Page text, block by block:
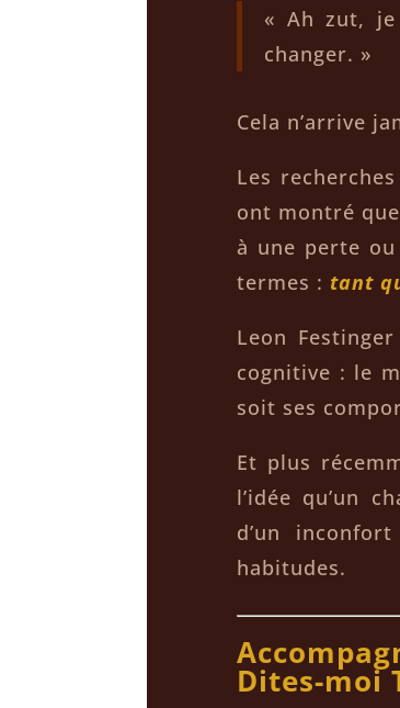
« Ah zut,
changer. »
Cela n’arrive
Les
ont montré
à une perte
termes : tant
Leon
cognitive : le
soit ses
Et plus
l’idée qu’un
d’un
habitudes.
Dites-moi